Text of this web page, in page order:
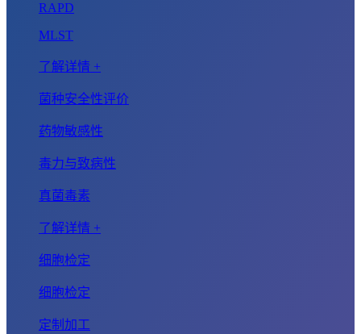
RAPD
MLST
了解详情 +
菌种安全性评价
药物敏感性
毒力与致病性
真菌毒素
了解详情 +
细胞检定
细胞检定
定制加工